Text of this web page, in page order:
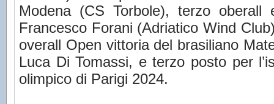
Modena (CS Torbole), terzo
Francesco Forani (Adriatico Wind
overall Open vittoria del brasiliano
Luca Di Tomassi, e terzo posto per
olimpico di Parigi 2024.